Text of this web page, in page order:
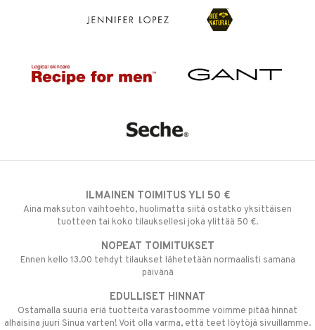
ILMAINEN TOIMITUS YLI 50 €
Aina maksuton vaihtoehto, huolimatta siitä ostatko yksittäisen
tuotteen tai koko tilauksellesi joka ylittää 50 €.
NOPEAT TOIMITUKSET
Ennen kello 13.00 tehdyt tilaukset lähetetään normaalisti samana
päivänä
EDULLISET HINNAT
Ostamalla suuria eriä tuotteita varastoomme voimme pitää hinnat
alhaisina juuri Sinua varten! Voit olla varma, että teet löytöjä sivuillamme.